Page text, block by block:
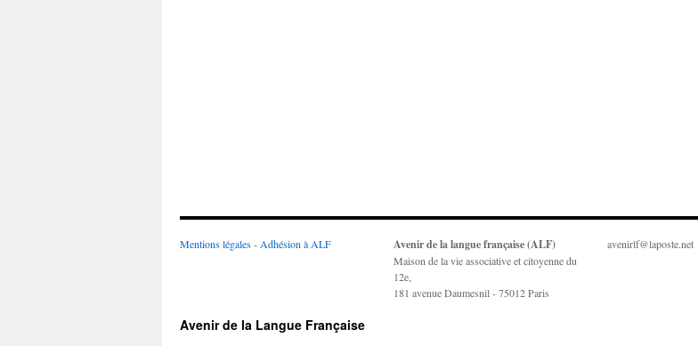
Mentions légales- Adhésion à ALF Avenir de la langue française (ALF)
Maison de la vie associative et citoyenne du
12e,
181 avenue Daumesnil - 75012 Paris
avenirlf@laposte.net
Avenir de la Langue Française